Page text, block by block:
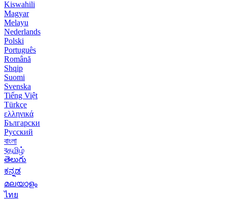
Kiswahili
Magyar
Melayu
Nederlands
Polski
Português
Română
Shqip
Suomi
Svenska
Tiếng Việt
Türkçe
ελληνικά
Български
Русский
বাংলা
বதமிழ்
తెలుగు
ಕನ್ನಡ
മലയാളം
ไทย